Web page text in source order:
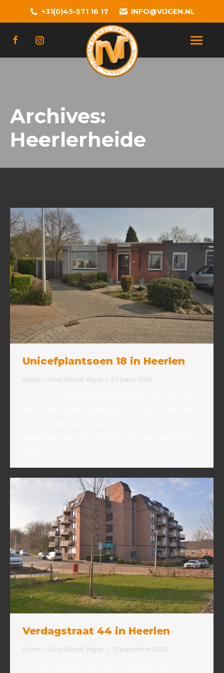
+31(0)45-571 16 17 INFO@VIJGEN.NL
Archives:
Heerlerheide
Unicefplantsoen 18 in Heerlen
object Door Marcel Vijgen 25 maart 2026
Verdagstraat 44 in Heerlen
object Door Marcel Vijgen 12 september 2025